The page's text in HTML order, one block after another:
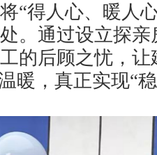
“得人心、暖人
。通过设立探
的后顾之忧，
暖，真正实现“